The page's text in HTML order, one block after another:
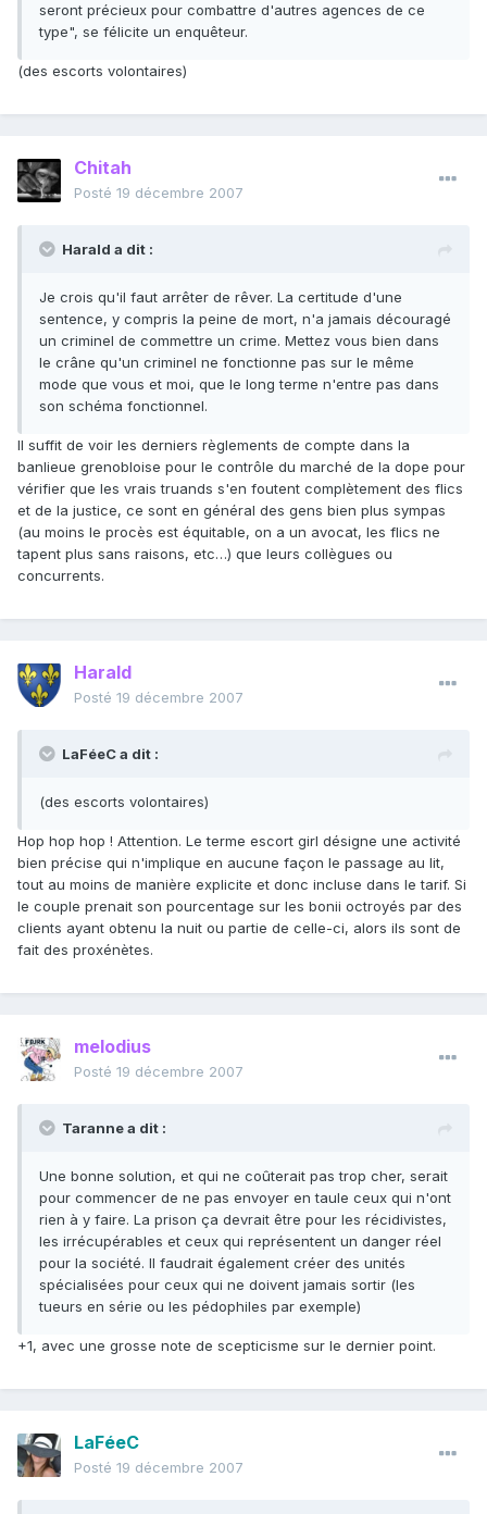
seront précieux pour combattre d'autres agences de ce
type", se félicite un enquêteur.
(des escorts volontaires)
Chitah
Posté 19 décembre 2007
Harald a dit :
Je crois qu'il faut arrêter de rêver. La certitude d'une
sentence, y compris la peine de mort, n'a jamais découragé
un criminel de commettre un crime. Mettez vous bien dans
le crâne qu'un criminel ne fonctionne pas sur le même
mode que vous et moi, que le long terme n'entre pas dans
son schéma fonctionnel.
Il suffit de voir les derniers règlements de compte dans la
banlieue grenobloise pour le contrôle du marché de la dope pour
vérifier que les vrais truands s'en foutent complètement des flics
et de la justice, ce sont en général des gens bien plus sympas
(au moins le procès est équitable, on a un avocat, les flics ne
tapent plus sans raisons, etc…) que leurs collègues ou
concurrents.
Harald
Posté 19 décembre 2007
LaFéeC a dit :
(des escorts volontaires)
Hop hop hop ! Attention. Le terme escort girl désigne une activité
bien précise qui n'implique en aucune façon le passage au lit,
tout au moins de manière explicite et donc incluse dans le tarif. Si
le couple prenait son pourcentage sur les bonii octroyés par des
clients ayant obtenu la nuit ou partie de celle-ci, alors ils sont de
fait des proxénètes.
melodius
Posté 19 décembre 2007
Taranne a dit :
Une bonne solution, et qui ne coûterait pas trop cher, serait
pour commencer de ne pas envoyer en taule ceux qui n'ont
rien à y faire. La prison ça devrait être pour les récidivistes,
les irrécupérables et ceux qui représentent un danger réel
pour la société. Il faudrait également créer des unités
spécialisées pour ceux qui ne doivent jamais sortir (les
tueurs en série ou les pédophiles par exemple)
+1, avec une grosse note de scepticisme sur le dernier point.
LaFéeC
Posté 19 décembre 2007